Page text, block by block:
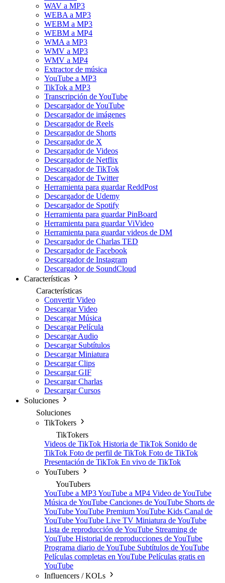
WAV a MP3
WEBA a MP3
WEBM a MP3
WEBM a MP4
WMA a MP3
WMV a MP3
WMV a MP4
Extractor de música
YouTube a MP3
TikTok a MP3
Transcripción de YouTube
Descargador de YouTube
Descargador de imágenes
Descargador de Reels
Descargador de Shorts
Descargador de X
Descargador de Videos
Descargador de Netflix
Descargador de TikTok
Descargador de Twitter
Herramienta para guardar ReddPost
Descargador de Udemy
Descargador de Spotify
Herramienta para guardar PinBoard
Herramienta para guardar ViVideo
Herramienta para guardar videos de DM
Descargador de Charlas TED
Descargador de Facebook
Descargador de Instagram
Descargador de SoundCloud
Características
Características
Convertir Video
Descargar Video
Descargar Música
Descargar Película
Descargar Audio
Descargar Subtítulos
Descargar Miniatura
Descargar Clips
Descargar GIF
Descargar Charlas
Descargar Cursos
Soluciones
Soluciones
TikTokers
TikTokers
Videos de TikTok Historia de TikTok Sonido de
TikTok Foto de perfil de TikTok Foto de TikTok
Presentación de TikTok En vivo de TikTok
YouTubers
YouTubers
YouTube a MP3YouTube a MP4 Video de YouTube
Música de YouTube Canciones de YouTube Shorts de
YouTubeYouTube PremiumYouTube Kids Canal de
YouTubeYouTube Live TV Miniatura de YouTube
Lista de reproducción de YouTube Streaming de
YouTube Historial de reproducciones de YouTube
Programa diario de YouTube Subtítulos de YouTube
Películas completas en YouTube Películas gratis en
YouTube
Influencers / KOLs